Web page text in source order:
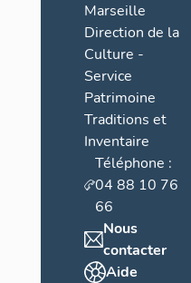
Marseille
Direction de la
Culture -
Service
Patrimoine
Traditions et
Inventaire
Téléphone :
04 88 10 76
66
Nous
contacter
Aide